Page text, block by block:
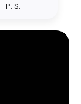
P. S.